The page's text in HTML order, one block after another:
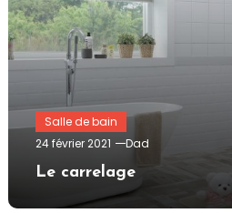
Salle de bain
24 février 2021
Dad
Le carrelage